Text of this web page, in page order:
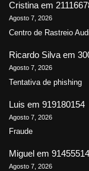
Cristina em
Agosto 7, 2026
Centro de Rastreio
Ricardo Silva em
Agosto 7, 2026
Tentativa de phishing
Luis em 919180154
Agosto 7, 2026
Fraude
Miguel em
Agosto 7, 2026